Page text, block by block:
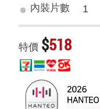
內裝片數
特價 $518